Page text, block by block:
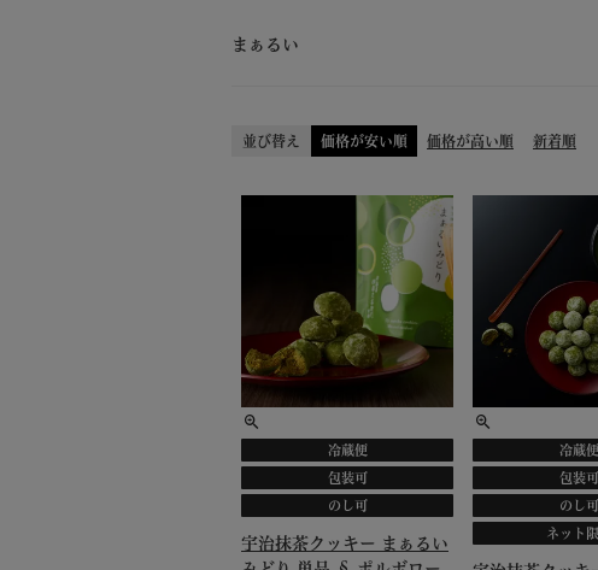
まぁるい
並び替え 価格が安い順 価格が高い順 新着順
冷蔵便
包装可
のし可
宇治抹茶クッキー まぁるい
冷蔵便
包装可
のし可
ネット